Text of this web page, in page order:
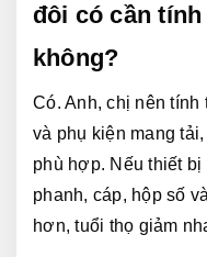
đôi có cần
không?
Có. Anh, chị nên tính
và phụ kiện mang
phù hợp. Nếu thiết
phanh, cáp, hộp số
hơn, tuổi thọ giảm